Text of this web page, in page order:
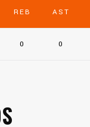
REB AST
0 0